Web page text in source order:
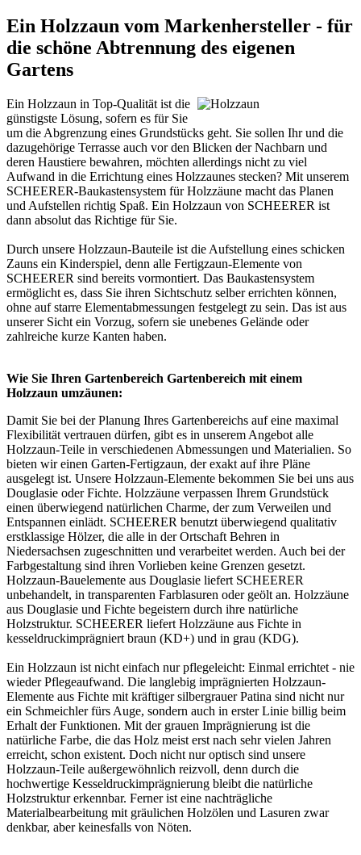
Ein Holzzaun vom Markenhersteller - für
die schöne Abtrennung des eigenen
Gartens
Ein Holzzaun in Top-Qualität ist die
günstigste Lösung, sofern es für Sie
um die Abgrenzung eines Grundstücks geht. Sie sollen Ihr und die
dazugehörige Terrasse auch vor den Blicken der Nachbarn und
deren Haustiere bewahren, möchten allerdings nicht zu viel
Aufwand in die Errichtung eines Holzzaunes stecken? Mit unserem
SCHEERER-Baukastensystem für Holzzäune macht das Planen
und Aufstellen richtig Spaß. Ein Holzzaun von SCHEERER ist
dann absolut das Richtige für Sie.
Durch unsere Holzzaun-Bauteile ist die Aufstellung eines schicken
Zauns ein Kinderspiel, denn alle Fertigzaun-Elemente von
SCHEERER sind bereits vormontiert. Das Baukastensystem
ermöglicht es, dass Sie ihren Sichtschutz selber errichten können,
ohne auf starre Elementabmessungen festgelegt zu sein. Das ist aus
unserer Sicht ein Vorzug, sofern sie unebenes Gelände oder
zahlreiche kurze Kanten haben.
Wie Sie Ihren Gartenbereich Gartenbereich mit einem
Holzzaun umzäunen:
Damit Sie bei der Planung Ihres Gartenbereichs auf eine maximal
Flexibilität vertrauen dürfen, gibt es in unserem Angebot alle
Holzzaun-Teile in verschiedenen Abmessungen und Materialien. So
bieten wir einen Garten-Fertigzaun, der exakt auf ihre Pläne
ausgelegt ist. Unsere Holzzaun-Elemente bekommen Sie bei uns aus
Douglasie oder Fichte. Holzzäune verpassen Ihrem Grundstück
einen überwiegend natürlichen Charme, der zum Verweilen und
Entspannen einlädt. SCHEERER benutzt überwiegend qualitativ
erstklassige Hölzer, die alle in der Ortschaft Behren in
Niedersachsen zugeschnitten und verarbeitet werden. Auch bei der
Farbgestaltung sind ihren Vorlieben keine Grenzen gesetzt.
Holzzaun-Bauelemente aus Douglasie liefert SCHEERER
unbehandelt, in transparenten Farblasuren oder geölt an. Holzzäune
aus Douglasie und Fichte begeistern durch ihre natürliche
Holzstruktur. SCHEERER liefert Holzzäune aus Fichte in
kesseldruckimprägniert braun (KD+) und in grau (KDG).
Ein Holzzaun ist nicht einfach nur pflegeleicht: Einmal errichtet - nie
wieder Pflegeaufwand. Die langlebig imprägnierten Holzzaun-
Elemente aus Fichte mit kräftiger silbergrauer Patina sind nicht nur
ein Schmeichler fürs Auge, sondern auch in erster Linie billig beim
Erhalt der Funktionen. Mit der grauen Imprägnierung ist die
natürliche Farbe, die das Holz meist erst nach sehr vielen Jahren
erreicht, schon existent. Doch nicht nur optisch sind unsere
Holzzaun-Teile außergewöhnlich reizvoll, denn durch die
hochwertige Kesseldruckimprägnierung bleibt die natürliche
Holzstruktur erkennbar. Ferner ist eine nachträgliche
Materialbearbeitung mit gräulichen Holzölen und Lasuren zwar
denkbar, aber keinesfalls von Nöten.